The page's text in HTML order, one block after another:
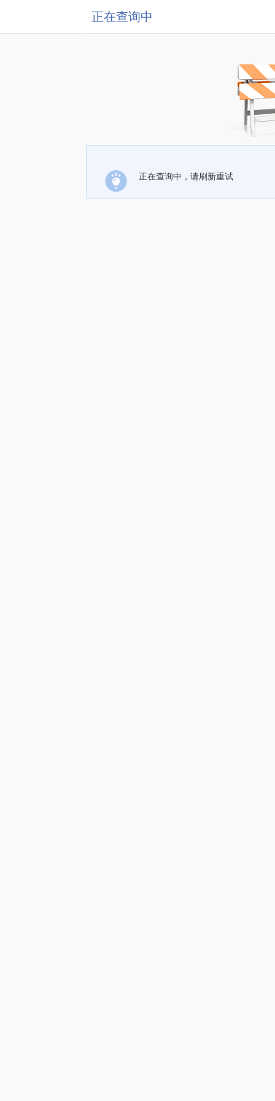
正在查询中
正在查询中，请刷新重试